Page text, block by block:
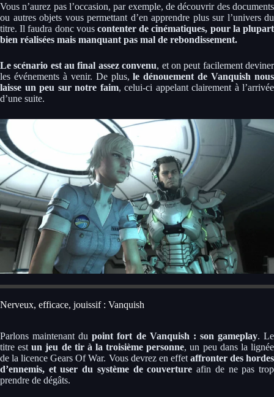
Vous n’aurez pas l’occasion, par exemple, de découvrir des documents
ou autres objets vous permettant d’en apprendre plus sur l’univers du
titre. Il faudra donc vous contenter de cinématiques, pour la plupart
bien réalisées mais manquant pas mal de rebondissement.
Le scénario est au final assez convenu, et on peut facilement deviner
les événements à venir. De plus,le dénouement de Vanquish nous
laisse un peu sur notre faim, celui-ci appelant clairement à l’arrivée
d’une suite.
Nerveux, efficace, jouissif : Vanquish
Parlons maintenant dupoint fort de Vanquish : son gameplay. Le
titre estun jeu de tir à la troisième personne, un peu dans la lignée
de la licence Gears Of War. Vous devrez en effetaffronter des hordes
d’ennemis, et user du système de couverture afin de ne pas trop
prendre de dégâts.